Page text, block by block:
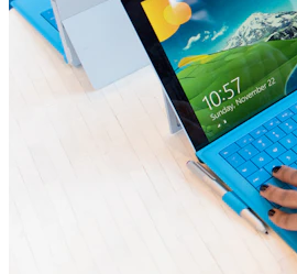
I settori con più opportunità di
Sanità, tech, logistica e costruzioni: dove